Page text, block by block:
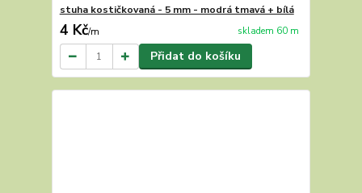
stuha kostičkovaná - 5 mm - modrá tmavá + bílá
4 Kč/m skladem 60 m
Přidat do košíku